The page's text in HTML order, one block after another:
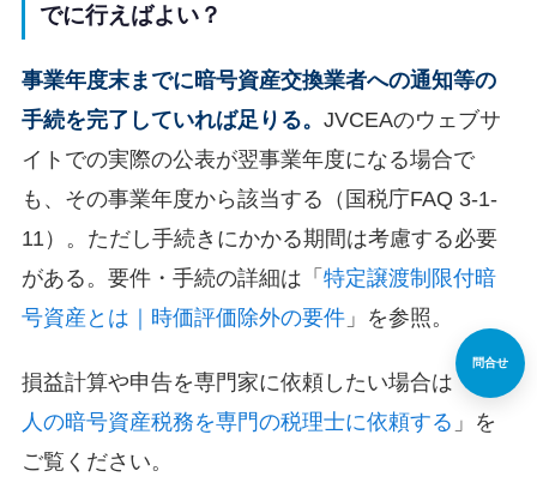
でに行えばよい？
事業年度末までに暗号資産交換業者への通知等の
手続を完了していれば足りる。 JVCEAのウェブサ
イトでの実際の公表が翌事業年度になる場合で
も、その事業年度から該当する（国税庁FAQ 3-1-
11）。ただし手続きにかかる期間は考慮する必要
がある。要件・手続の詳細は「 特定譲渡制限付暗
号資産とは｜時価評価除外の要件」を参照。
損益計算や申告を専門家に依頼したい場合は「
人の暗号資産税務を専門の税理士に依頼する 」を
ご覧ください。
問合せ